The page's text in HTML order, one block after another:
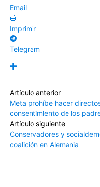
Email
Imprimir
Telegram
Artículo anterior
Meta prohíbe hacer
consentimiento de los
Artículo siguiente
Conservadores y
coalición en Alemania